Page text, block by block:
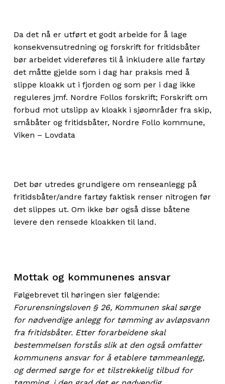
Da det nå er utført et godt arbeide for å lage
konsekvensutredning og forskrift for fritidsbåter
bør arbeidet videreføres til å inkludere alle fartøy
det måtte gjelde som i dag har praksis med å
slippe kloakk ut i fjorden og som per i dag ikke
reguleres jmf. Nordre Follos forskrift; Forskrift om
forbud mot utslipp av kloakk i sjøområder fra skip,
småbåter og fritidsbåter, Nordre Follo kommune,
Viken – Lovdata
Det bør utredes grundigere om renseanlegg på
fritidsbåter/andre fartøy faktisk renser nitrogen før
det slippes ut. Om ikke bør også disse båtene
levere den rensede kloakken til land.
Mottak og kommunenes ansvar
Følgebrevet til høringen sier følgende:
Forurensningsloven § 26, Kommunen skal sørge
for nødvendige anlegg for tømming av avløpsvann
fra fritidsbåter. Etter forarbeidene skal
bestemmelsen forstås slik at den også omfatter
kommunens ansvar for å etablere tømmeanlegg,
og dermed sørge for et tilstrekkelig tilbud for